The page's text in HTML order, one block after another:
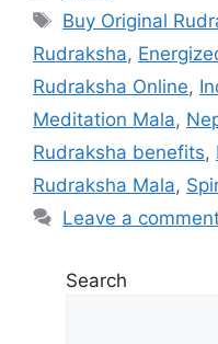
Tags
Buy Original
Rudraksha,
Rudraksha Online,
Meditation Mala,
Rudraksha benefits,
Rudraksha Mala,
Leave a
Search